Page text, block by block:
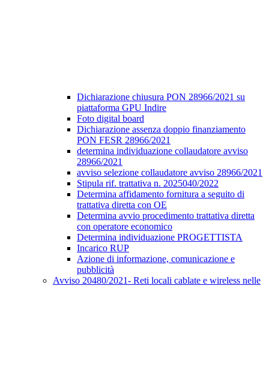
Dichiarazione chiusura PON 28966/2021 su
piattaforma GPU Indire
Foto digital board
Dichiarazione assenza doppio finanziamento
PON FESR 28966/2021
determina individuazione collaudatore avviso
28966/2021
avviso selezione collaudatore avviso 28966/2021
Stipula rif. trattativa n. 2025040/2022
Determina affidamento fornitura a seguito di
trattativa diretta con OE
Determina avvio procedimento trattativa diretta
con operatore economico
Determina individuazione PROGETTISTA
Incarico RUP
Azione di informazione, comunicazione e
pubblicità
Avviso 20480/2021- Reti locali cablate e wireless nelle